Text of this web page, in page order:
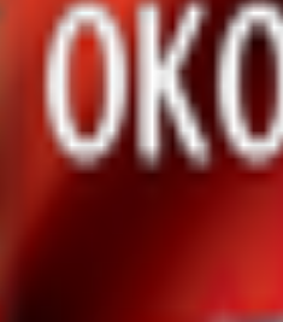
грузинской кухни. Ее
пажитник молотый,
соль пищевая, соль